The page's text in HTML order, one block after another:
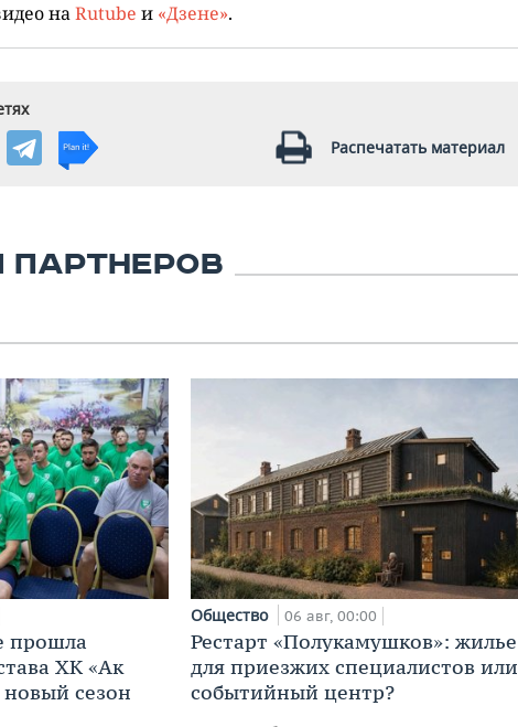
на Rutube и «Дзене».
Распечатать материал
ПАРТНЕРОВ
прошла
ХК «Ак
новый сезон
Общество 06 авг, 00:00
Рестарт «Полукамушков»: жилье
для приезжих специалистов или
событийный центр?